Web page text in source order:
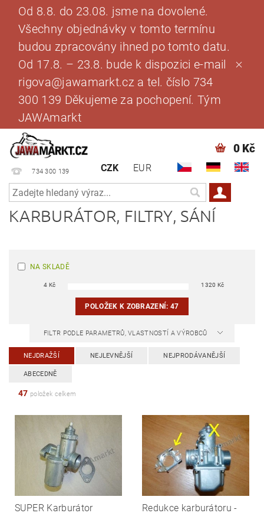
Od 8.8. do 23.08. jsme na dovolené.
Všechny objednávky v tomto termínu
budou zpracovány ihned po tomto datu.
Od 17.8. – 23.8. bude k dispozici e-mail
rigova@jawamarkt.cz a tel. číslo 734
300 139 Děkujeme za pochopení. Tým
JAWAmarkt
734 300 139 CZK EUR
0 Kč
KARBURÁTOR, FILTRY, SÁNÍ
NA SKLADĚ
4 Kč 1320 Kč
POLOŽEK K ZOBRAZENÍ:47
FILTR PODLE PARAMETRŮ, VLASTNOSTÍ A VÝROBCŮ
NEJDRAŽŠÍ NEJLEVNĚJŠÍ NEJPRODÁVANĚJŠÍ
ABECEDNĚ
47 položek celkem
SUPER Karburátor
Redukce karburátoru -